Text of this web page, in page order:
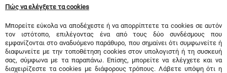
Πώς να ελέγξετε τα cookies
Μπορείτε εύκολα να αποδέχεστε ή να απορρίπτετε τα cookies σε αυτόν
τον ιστότοπο, επιλέγοντας ένα από τους δύο συνδέσμους που
εμφανίζονται στο αναδυόμενο παράθυρο, που σημαίνει ότι συμφωνείτε ή
διαφωνείτε με την τοποθέτηση cookies στον υπολογιστή ή τη συσκευή
σας, σύμφωνα με τα παραπάνω. Επίσης, μπορείτε να ελέγχετε και να
διαχειρίζεστε τα cookies με διάφορους τρόπους. Λάβετε υπόψη ότι η